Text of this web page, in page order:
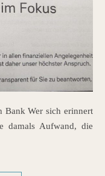
damals Aufwand, die